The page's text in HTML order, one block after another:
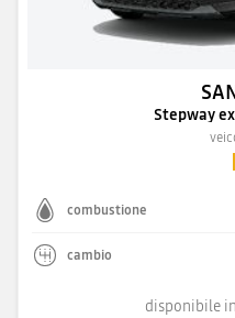
Stepway
combustione
cambio
disponibile